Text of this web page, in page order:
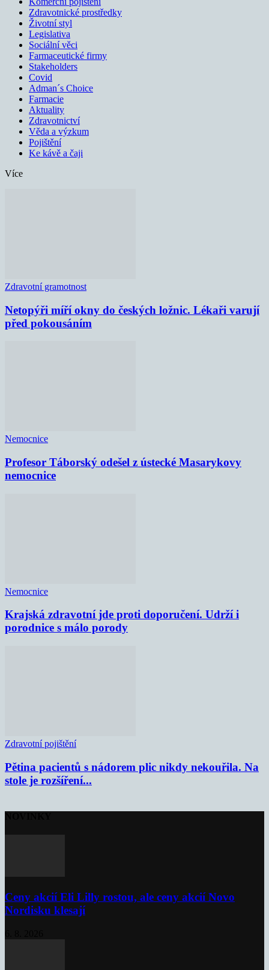
Zdravotnické prostředky
Životní styl
Legislativa
Sociální věci
Farmaceutické firmy
Stakeholders
Covid
Adman´s Choice
Farmacie
Aktuality
Zdravotnictví
Věda a výzkum
Pojištění
Ke kávě a čaji
Více
Zdravotní gramotnost
Netopýři míří okny do českých ložnic. Lékaři varují
před pokousáním
Nemocnice
Profesor Táborský odešel z ústecké Masarykovy
nemocnice
Nemocnice
Krajská zdravotní jde proti doporučení. Udrží i
porodnice s málo porody
Zdravotní pojištění
Pětina pacientů s nádorem plic nikdy nekouřila. Na
stole je rozšíření...
Ceny akcií Eli Lilly rostou, ale ceny akcií Novo
Nordisku klesají